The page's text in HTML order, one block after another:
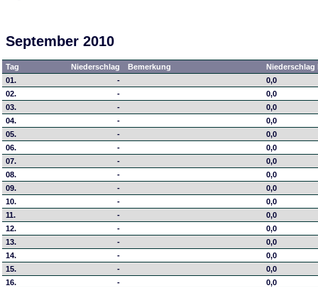
September 2010
Tag Niederschlag Bemerkung
01.
-
0,0
02.
-
0,0
03.
-
0,0
04.
-
0,0
05.
-
0,0
06.
-
0,0
07.
-
0,0
08.
-
0,0
09.
-
0,0
10.
-
0,0
11.
-
0,0
12.
-
0,0
13.
-
0,0
14.
-
0,0
15.
-
0,0
16.
-
0,0